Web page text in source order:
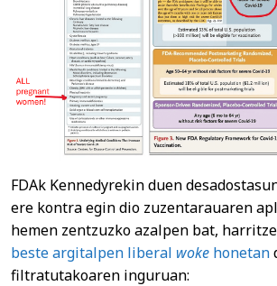
FDAk Kennedyrekin duen
ere kontra egin dio zuzentarauaren
hemen zentzuzko azalpen bat,
beste argitalpen liberal woke honetan
filtratutakoaren inguruan: